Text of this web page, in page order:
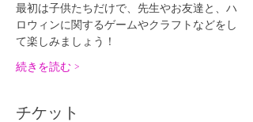
最初は子供たちだけで、先生やお友達と、ハ
ロウィンに関するゲームやクラフトなどをし
て楽しみましょう！
続きを読む >
チケット